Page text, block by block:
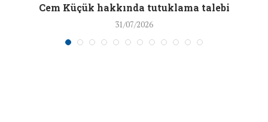
Cem Küçük hakkında tutuklama talebi
31/07/2026